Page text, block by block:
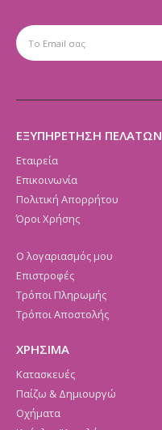
ΕΞΥΠΗΡΕΤΗΣΗ ΠΕΛΑΤΩΝ
Εταιρεία
Επικοινωνία
Πολιτική Απορρήτου
Όροι Χρήσης
Ο λογαριασμός μου
Επιστροφές
Τρόποι Πληρωμής
Τρόποι Αποστολής
ΧΡΗΣΙΜΑ
Κατασκευές
Παίζω & Δημιουργώ
Οχήματα